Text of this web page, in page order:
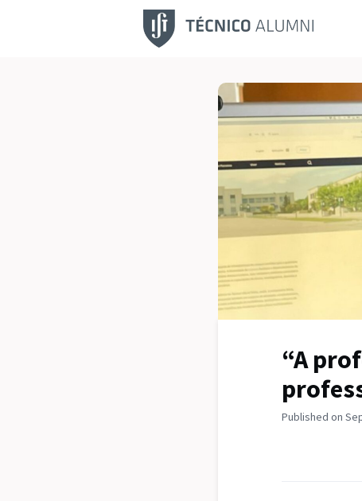
“A
Published on